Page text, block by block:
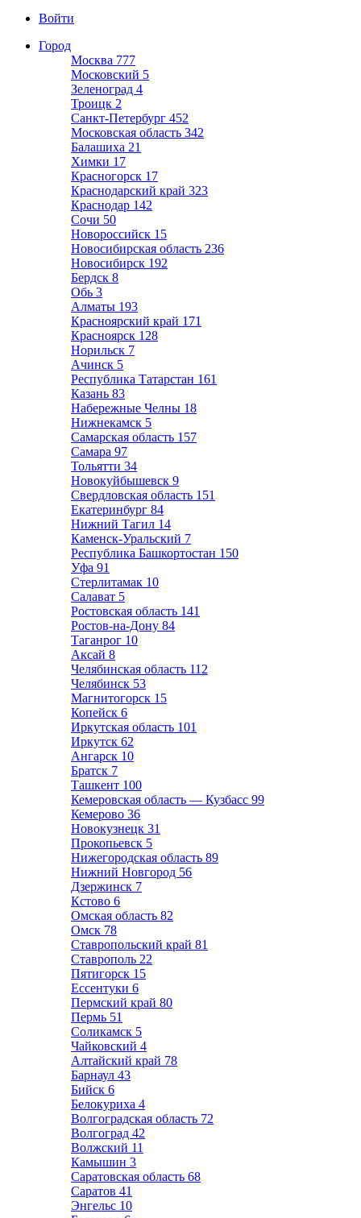
Войти
Город
Москва 777
Московский 5
Зеленоград 4
Троицк 2
Санкт-Петербург 452
Московская область 342
Балашиха 21
Химки 17
Красногорск 17
Краснодарский край 323
Краснодар 142
Сочи 50
Новороссийск 15
Новосибирская область 236
Новосибирск 192
Бердск 8
Обь 3
Алматы 193
Красноярский край 171
Красноярск 128
Норильск 7
Ачинск 5
Республика Татарстан 161
Казань 83
Набережные Челны 18
Нижнекамск 5
Самарская область 157
Самара 97
Тольятти 34
Новокуйбышевск 9
Свердловская область 151
Екатеринбург 84
Нижний Тагил 14
Каменск-Уральский 7
Республика Башкортостан 150
Уфа 91
Стерлитамак 10
Салават 5
Ростовская область 141
Ростов-на-Дону 84
Таганрог 10
Аксай 8
Челябинская область 112
Челябинск 53
Магнитогорск 15
Копейск 6
Иркутская область 101
Иркутск 62
Ангарск 10
Братск 7
Ташкент 100
Кемеровская область — Кузбасс 99
Кемерово 36
Новокузнецк 31
Прокопьевск 5
Нижегородская область 89
Нижний Новгород 56
Дзержинск 7
Кстово 6
Омская область 82
Омск 78
Ставропольский край 81
Ставрополь 22
Пятигорск 15
Ессентуки 6
Пермский край 80
Пермь 51
Соликамск 5
Чайковский 4
Алтайский край 78
Барнаул 43
Бийск 6
Белокуриха 4
Волгоградская область 72
Волгоград 42
Волжский 11
Камышин 3
Саратовская область 68
Саратов 41
Энгельс 10